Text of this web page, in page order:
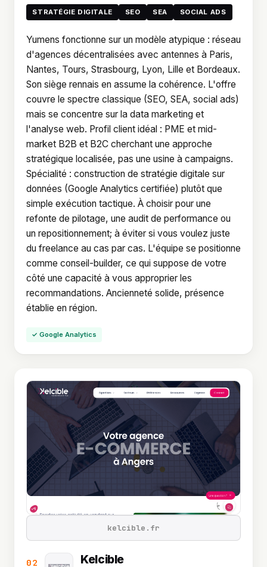
STRATÉGIE DIGITALE SEO SEA SOCIAL ADS
Yumens fonctionne sur un modèle atypique : réseau
d'agences décentralisées avec antennes à Paris,
Nantes, Tours, Strasbourg, Lyon, Lille et Bordeaux.
Son siège rennais en assume la cohérence. L'offre
couvre le spectre classique (SEO, SEA, social ads)
mais se concentre sur la data marketing et
l'analyse web. Profil client idéal : PME et mid-
market B2B et B2C cherchant une approche
stratégique localisée, pas une usine à campaigns.
Spécialité : construction de stratégie digitale sur
données (Google Analytics certifiée) plutôt que
simple exécution tactique. À choisir pour une
refonte de pilotage, une audit de performance ou
un repositionnement; à éviter si vous voulez juste
du freelance au cas par cas. L'équipe se positionne
comme conseil-builder, ce qui suppose de votre
côté une capacité à vous approprier les
recommandations. Ancienneté solide, présence
établie en région.
✓ Google Analytics
02 Kelcible
kelcible.fr